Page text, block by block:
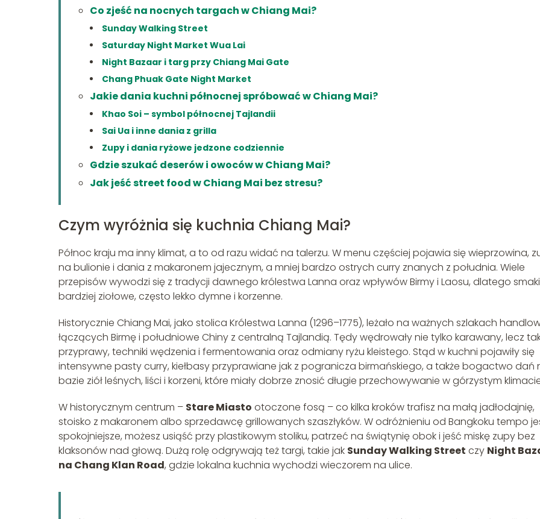
Co zjeść na nocnych targach w Chiang Mai?
Sunday Walking Street
Saturday Night Market Wua Lai
Night Bazaar i targ przy Chiang Mai Gate
Chang Phuak Gate Night Market
Jakie dania kuchni północnej spróbować w Chiang Mai?
Khao Soi – symbol północnej Tajlandii
Sai Ua i inne dania z grilla
Zupy i dania ryżowe jedzone codziennie
Gdzie szukać deserów i owoców w Chiang Mai?
Jak jeść street food w Chiang Mai bez stresu?
Czym wyróżnia się kuchnia Chiang Mai?
Północ kraju ma inny klimat, a to od razu widać na talerzu. W menu częściej pojawia się wieprzowina,
na bulionie i dania z makaronem jajecznym, a mniej bardzo ostrych curry znanych z południa. Wiele
przepisów wywodzi się z tradycji dawnego królestwa Lanna oraz wpływów Birmy i Laosu, dlatego
bardziej ziołowe, często lekko dymne i korzenne.
Historycznie Chiang Mai, jako stolica Królestwa Lanna (1296–1775), leżało na ważnych szlakach
łączących Birmę i południowe Chiny z centralną Tajlandią. Tędy wędrowały nie tylko karawany, lecz
przyprawy, techniki wędzenia i fermentowania oraz odmiany ryżu kleistego. Stąd w kuchni pojawiły się
intensywne pasty curry, kiełbasy przyprawiane jak z pogranicza birmańskiego, a także bogactwo dań
bazie ziół leśnych, liści i korzeni, które miały dobrze znosić długie przechowywanie w górzystym
W historycznym centrum – Stare Miasto otoczone fosą – co kilka kroków trafisz na małą jadłodajnię,
stoisko z makaronem albo sprzedawcę grillowanych szaszłyków. W odróżnieniu od Bangkoku tempo
spokojniejsze, możesz usiąść przy plastikowym stoliku, patrzeć na świątynię obok i jeść miskę zupy bez
klaksonów nad głową. Dużą rolę odgrywają też targi, takie jak Sunday Walking Street czy Night
na Chang Klan Road, gdzie lokalna kuchnia wychodzi wieczorem na ulice.